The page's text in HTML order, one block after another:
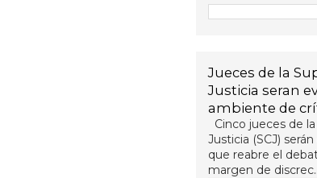
Jueces de la
Justicia seran
ambiente de
Cinco jueces de
Justicia (SCJ)
que reabre el
margen de